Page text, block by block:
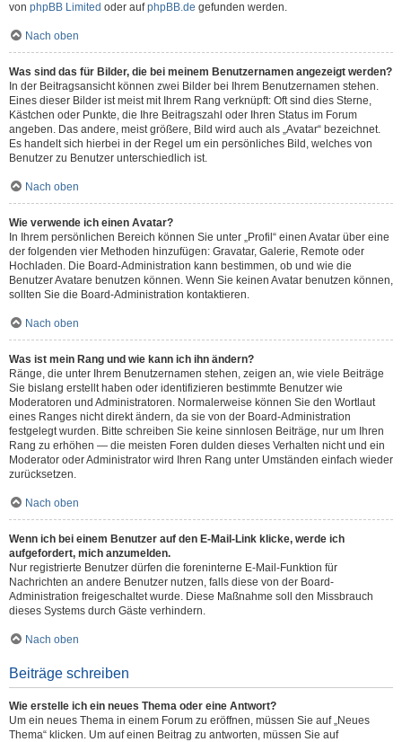
von phpBB Limited oder aufphpBB.de gefunden werden.
Nach oben
Was sind das für Bilder, die bei meinem Benutzernamen angezeigt werden?
In der Beitragsansicht können zwei Bilder bei Ihrem Benutzernamen stehen.
Eines dieser Bilder ist meist mit Ihrem Rang verknüpft: Oft sind dies Sterne,
Kästchen oder Punkte, die Ihre Beitragszahl oder Ihren Status im Forum
angeben. Das andere, meist größere, Bild wird auch als „Avatar“ bezeichnet.
Es handelt sich hierbei in der Regel um ein persönliches Bild, welches von
Benutzer zu Benutzer unterschiedlich ist.
Nach oben
Wie verwende ich einen Avatar?
In Ihrem persönlichen Bereich können Sie unter „Profil“ einen Avatar über eine
der folgenden vier Methoden hinzufügen: Gravatar, Galerie, Remote oder
Hochladen. Die Board-Administration kann bestimmen, ob und wie die
Benutzer Avatare benutzen können. Wenn Sie keinen Avatar benutzen können,
sollten Sie die Board-Administration kontaktieren.
Nach oben
Was ist mein Rang und wie kann ich ihn ändern?
Ränge, die unter Ihrem Benutzernamen stehen, zeigen an, wie viele Beiträge
Sie bislang erstellt haben oder identifizieren bestimmte Benutzer wie
Moderatoren und Administratoren. Normalerweise können Sie den Wortlaut
eines Ranges nicht direkt ändern, da sie von der Board-Administration
festgelegt wurden. Bitte schreiben Sie keine sinnlosen Beiträge, nur um Ihren
Rang zu erhöhen — die meisten Foren dulden dieses Verhalten nicht und ein
Moderator oder Administrator wird Ihren Rang unter Umständen einfach wieder
zurücksetzen.
Nach oben
Wenn ich bei einem Benutzer auf den E-Mail-Link klicke, werde ich
aufgefordert, mich anzumelden.
Nur registrierte Benutzer dürfen die foreninterne E-Mail-Funktion für
Nachrichten an andere Benutzer nutzen, falls diese von der Board-
Administration freigeschaltet wurde. Diese Maßnahme soll den Missbrauch
dieses Systems durch Gäste verhindern.
Nach oben
Beiträge schreiben
Wie erstelle ich ein neues Thema oder eine Antwort?
Um ein neues Thema in einem Forum zu eröffnen, müssen Sie auf „Neues
Thema“ klicken. Um auf einen Beitrag zu antworten, müssen Sie auf